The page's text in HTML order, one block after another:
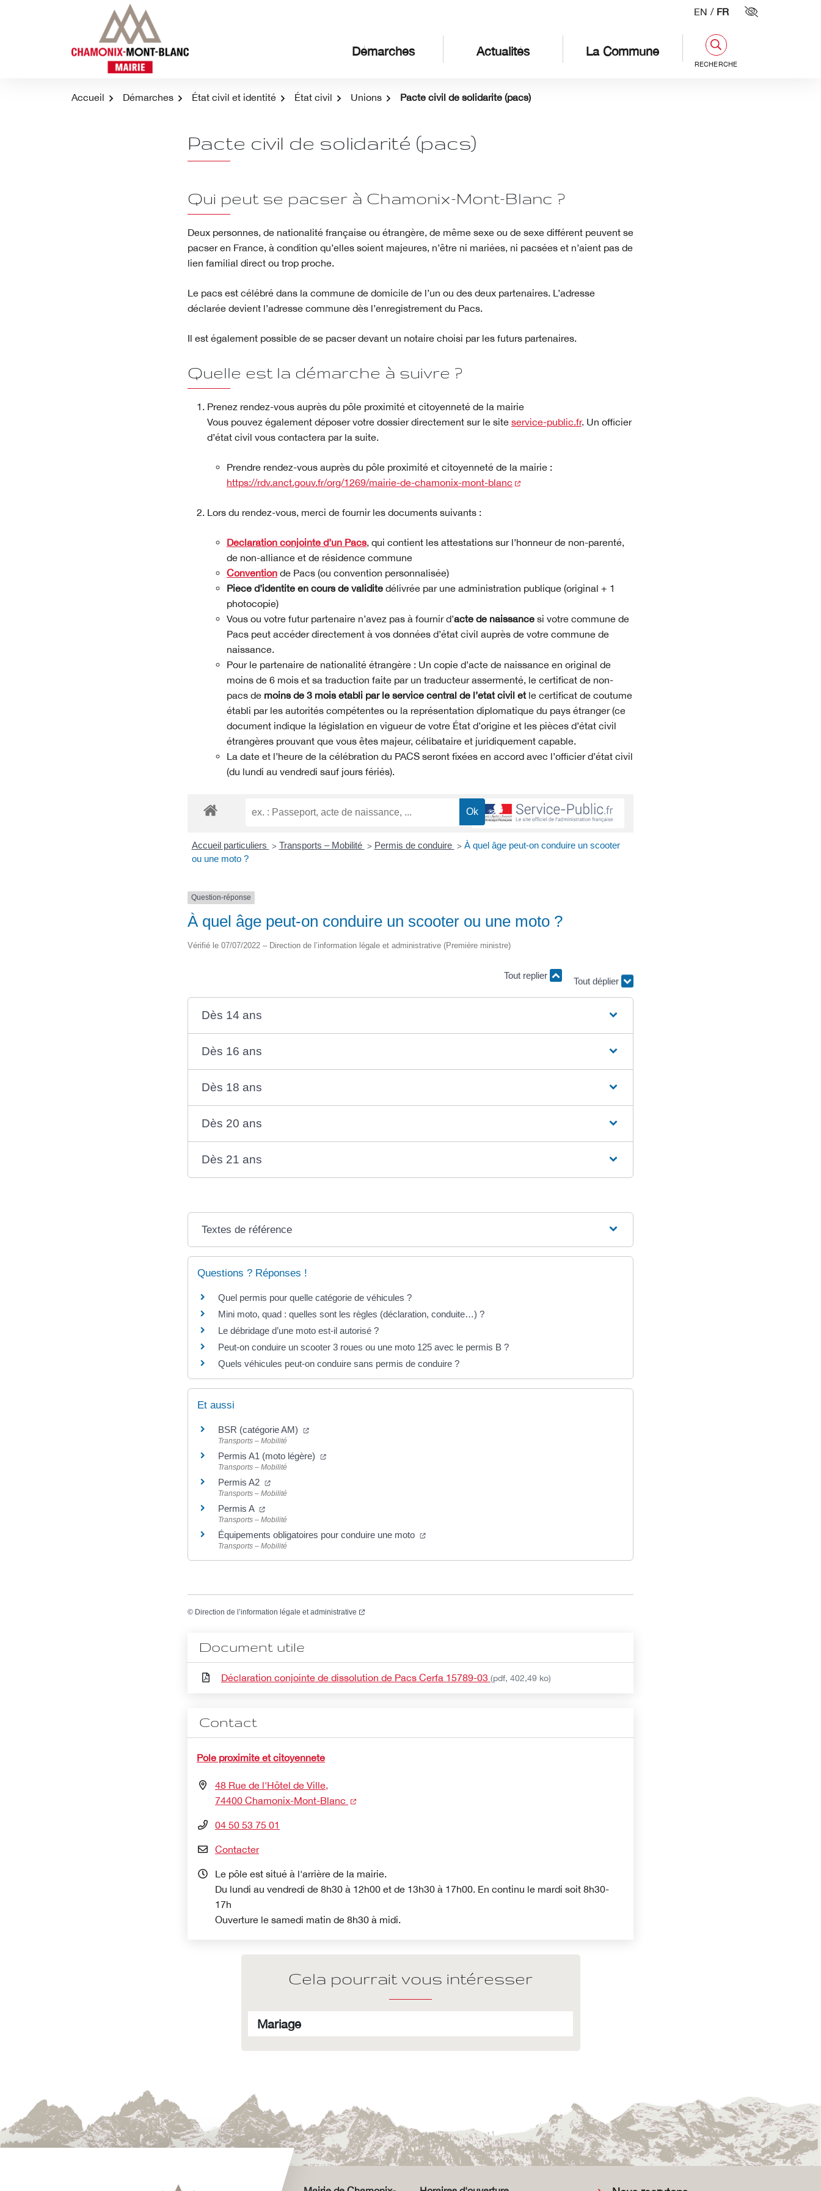
EN / FR
Paramètres
Démarches Actualités La Commune
RECHERCHE
Accueil Démarches État civil et identité État civil Unions Pacte civil de solidarité (pacs)
Pacte civil de solidarité (pacs)
Qui peut se pacser à Chamonix-Mont-Blanc ?
Deux personnes, de nationalité française ou étrangère, de même sexe ou de sexe différent peuvent se
pacser en France, à condition qu’elles soient majeures, n’être ni mariées, ni pacsées et n’aient pas de
lien familial direct ou trop proche.
Le pacs est célébré dans la commune de domicile de l’un ou des deux partenaires. L’adresse
déclarée devient l’adresse commune dès l’enregistrement du Pacs.
Il est également possible de se pacser devant un notaire choisi par les futurs partenaires.
Quelle est la démarche à suivre ?
Prenez rendez-vous auprès du pôle proximité et citoyenneté de la mairie
Vous pouvez également déposer votre dossier directement sur le site service-public.fr. Un officier
d’état civil vous contactera par la suite.
Prendre rendez-vous auprès du pôle proximité et citoyenneté de la mairie :
https://rdv.anct.gouv.fr/org/1269/mairie-de-chamonix-mont-blanc
(nouvelle fenêtre)
Lors du rendez-vous, merci de fournir les documents suivants :
Déclaration conjointe d’un Pacs, qui contient les attestations sur l’honneur de non-parenté,
de non-alliance et de résidence commune
Convention de Pacs (ou convention personnalisée)
Pièce d’identité en cours de validité délivrée par une administration publique (original + 1
photocopie)
Vous ou votre futur partenaire n’avez pas à fournir d’acte de naissance si votre commune de
Pacs peut accéder directement à vos données d’état civil auprès de votre commune de
naissance.
Pour le partenaire de nationalité étrangère : Un copie d’acte de naissance en original de
moins de 6 mois et sa traduction faite par un traducteur assermenté, le certificat de non-
pacs de moins de 3 mois établi par le service central de l’état civil etle certificat de coutume
établi par les autorités compétentes ou la représentation diplomatique du pays étranger (ce
document indique la législation en vigueur de votre État d’origine et les pièces d’état civil
étrangères prouvant que vous êtes majeur, célibataire et juridiquement capable.
La date et l’heure de la célébration du PACS seront fixées en accord avec l’officier d’état civil
(du lundi au vendredi sauf jours fériés).
Accueil particuliers > Transports – Mobilité > Permis de conduire > À quel âge peut-on conduire un scooter
ou une moto ?
Question-réponse
À quel âge peut-on conduire un scooter ou une moto ?
Vérifié le 07/07/2022 – Direction de l’information légale et administrative (Première ministre)
Tout replier Tout déplier
Dès 14 ans
Dès 16 ans
Dès 18 ans
Dès 20 ans
Dès 21 ans
Textes de référence
Questions ? Réponses !
Quel permis pour quelle catégorie de véhicules ?
Mini moto, quad : quelles sont les règles (déclaration, conduite…) ?
Le débridage d’une moto est-il autorisé ?
Peut-on conduire un scooter 3 roues ou une moto 125 avec le permis B ?
Quels véhicules peut-on conduire sans permis de conduire ?
Et aussi
BSR (catégorie AM) (nouvelle fenêtre)
Transports – Mobilité
Permis A1 (moto légère) (nouvelle fenêtre)
Transports – Mobilité
Permis A2 (nouvelle fenêtre)
Transports – Mobilité
Permis A (nouvelle fenêtre)
Transports – Mobilité
Équipements obligatoires pour conduire une moto (nouvelle fenêtre)
Transports – Mobilité
© Direction de l’information légale et administrative (nouvelle fenêtre)
Document utile
Déclaration conjointe de dissolution de Pacs Cerfa 15789-03 (pdf, 402,49 ko)
Contact
Pôle proximité et citoyenneté
48 Rue de l'Hôtel de Ville,
74400 Chamonix-Mont-Blanc
(nouvelle fenêtre)
04 50 53 75 01
Contacter
Le pôle est situé à l'arrière de la mairie.
Du lundi au vendredi de 8h30 à 12h00 et de 13h30 à 17h00. En continu le mardi soit 8h30-
17h
Ouverture le samedi matin de 8h30 à midi.
Cela pourrait vous intéresser
Mariage